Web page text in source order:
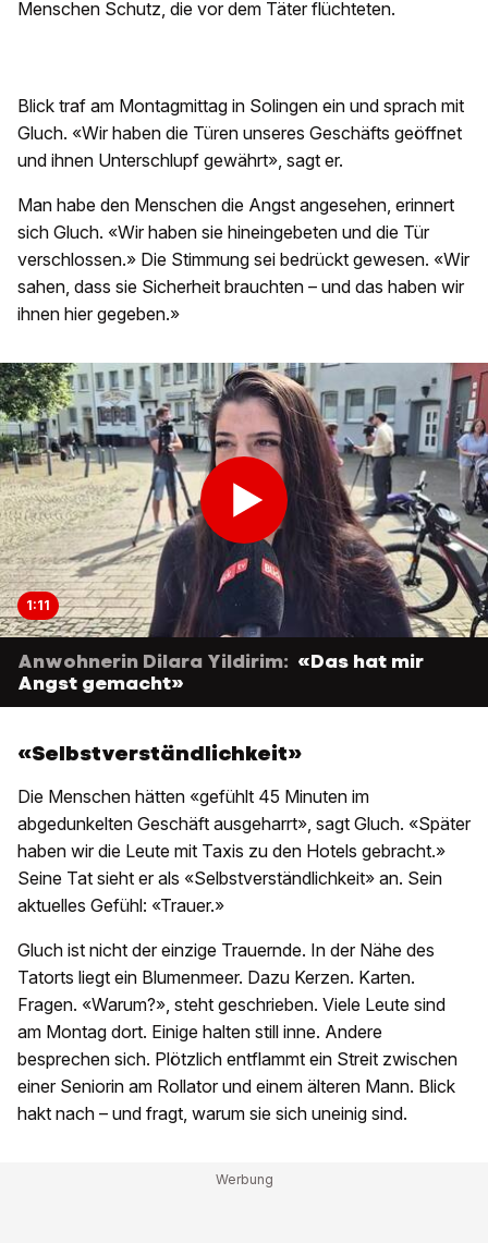
Menschen Schutz, die vor dem Täter flüchteten.
Blick traf am Montagmittag in Solingen ein und sprach mit
Gluch. «Wir haben die Türen unseres Geschäfts geöffnet
und ihnen Unterschlupf gewährt», sagt er.
Man habe den Menschen die Angst angesehen, erinnert
sich Gluch. «Wir haben sie hineingebeten und die Tür
verschlossen.» Die Stimmung sei bedrückt gewesen. «Wir
sahen, dass sie Sicherheit brauchten – und das haben wir
ihnen hier gegeben.»
1:11
Anwohnerin Dilara Yildirim: «Das hat mir
Angst gemacht»
«Selbstverständlichkeit»
Die Menschen hätten «gefühlt 45 Minuten im
abgedunkelten Geschäft ausgeharrt», sagt Gluch. «Später
haben wir die Leute mit Taxis zu den Hotels gebracht.»
Seine Tat sieht er als «Selbstverständlichkeit» an. Sein
aktuelles Gefühl: «Trauer.»
Gluch ist nicht der einzige Trauernde. In der Nähe des
Tatorts liegt ein Blumenmeer. Dazu Kerzen. Karten.
Fragen. «Warum?», steht geschrieben. Viele Leute sind
am Montag dort. Einige halten still inne. Andere
besprechen sich. Plötzlich entflammt ein Streit zwischen
einer Seniorin am Rollator und einem älteren Mann. Blick
hakt nach – und fragt, warum sie sich uneinig sind.